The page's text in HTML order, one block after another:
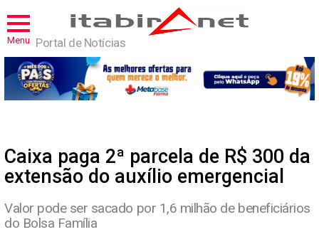
Menu Portal de Notícias
Caixa paga 2ª parcela de R$ 300 da
extensão do auxílio emergencial
Valor pode ser sacado por 1,6 milhão de beneficiários
do Bolsa Família